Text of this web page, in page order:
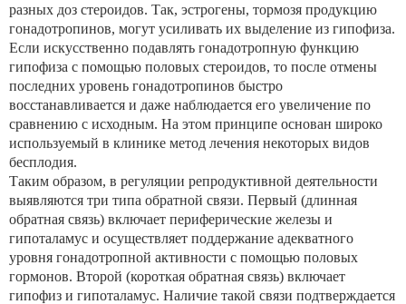
разных доз стероидов. Так, эстрогены, тормозя продукцию
гонадотропинов, могут усиливать их выделение из гипофиза.
Если искусственно подавлять гонадотропную функцию
гипофиза с помощью половых стероидов, то после отмены
последних уровень гонадотропинов быстро
восстанавливается и даже наблюдается его увеличение по
сравнению с исходным. На этом принципе основан широко
используемый в клинике метод лечения некоторых видов
бесплодия.
Таким образом, в регуляции репродуктивной деятельности
выявляются три типа обратной связи. Первый (длинная
обратная связь) включает периферические железы и
гипоталамус и осуществляет поддержание адекватного
уровня гонадотропной активности с помощью половых
гормонов. Второй (короткая обратная связь) включает
гипофиз и гипоталамус. Наличие такой связи подтверждается